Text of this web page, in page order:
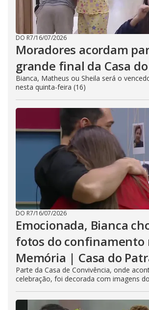
DO R7/16/07/2026
Moradores acordam
grande final da Casa
Bianca, Matheus ou Sheila será o
nesta quinta-feira (16)
DO R7/16/07/2026
Emocionada, Bianca
fotos do confinamento
Memória | Casa do
Parte da Casa de Convivência, onde
celebração, foi decorada com imagens